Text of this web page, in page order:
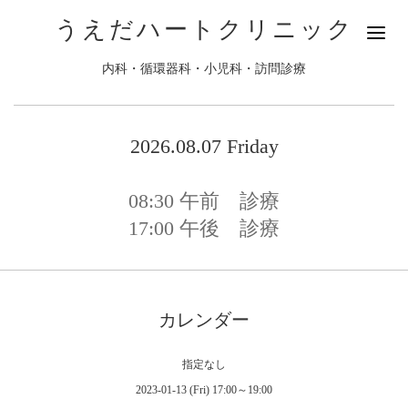
うえだハートクリニック
内科・循環器科・小児科・訪問診療
2026.08.07 Friday
08:30 午前 診療
17:00 午後 診療
カレンダー
指定なし
2023-01-13 (Fri) 17:00～19:00